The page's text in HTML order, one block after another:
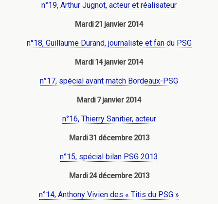
n°19, Arthur Jugnot, acteur et réalisateur
Mardi 21 janvier 2014
n°18, Guillaume Durand, journaliste et fan du PSG
Mardi 14 janvier 2014
n°17, spécial avant match Bordeaux-PSG
Mardi 7 janvier 2014
n°16, Thierry Sanitier, acteur
Mardi 31 décembre 2013
n°15, spécial bilan PSG 2013
Mardi 24 décembre 2013
n°14, Anthony Vivien des « Titis du PSG »